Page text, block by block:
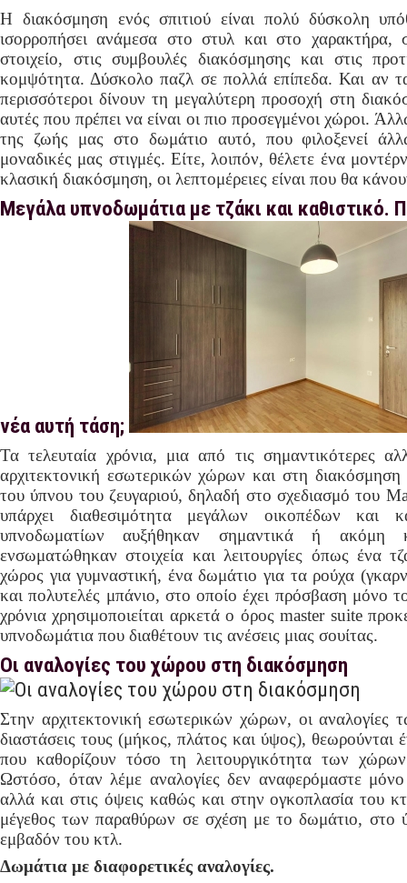
Η διακόσμηση ενός σπιτιού είναι πολύ δύσκολη
ισορροπήσει ανάμεσα στο στυλ και στο χαρακτήρα,
στοιχείο, στις συμβουλές διακόσμησης και στις
κομψότητα. Δύσκολο παζλ σε πολλά επίπεδα. Και αν
περισσότεροι δίνουν τη μεγαλύτερη προσοχή στη
αυτές που πρέπει να είναι οι πιο προσεγμένοι χώροι.
της ζωής μας στο δωμάτιο αυτό, που φιλοξενεί
μοναδικές μας στιγμές. Είτε, λοιπόν, θέλετε ένα
κλασική διακόσμηση, οι λεπτομέρειες είναι που θα
Μεγάλα υπνοδωμάτια με τζάκι και καθιστικό.
νέα αυτή τάση;
Τα τελευταία χρόνια, μια από τις σημαντικότερες
αρχιτεκτονική εσωτερικών χώρων και στη
του ύπνου του ζευγαριού, δηλαδή στο σχεδιασμό του
υπάρχει διαθεσιμότητα μεγάλων οικοπέδων και
υπνοδωματίων αυξήθηκαν σημαντικά ή ακόμη
ενσωματώθηκαν στοιχεία και λειτουργίες όπως ένα
χώρος για γυμναστική, ένα δωμάτιο για τα ρούχα
και πολυτελές μπάνιο, στο οποίο έχει πρόσβαση μόνο
χρόνια χρησιμοποιείται αρκετά ο όρος master suite
υπνοδωμάτια που διαθέτουν τις ανέσεις μιας σουίτας.
Οι αναλογίες του χώρου στη διακόσμηση
Στην αρχιτεκτονική εσωτερικών χώρων, οι αναλογίες
διαστάσεις τους (μήκος, πλάτος και ύψος), θεωρούνται
που καθορίζουν τόσο τη λειτουργικότητα των
Ωστόσο, όταν λέμε αναλογίες δεν αναφερόμαστε
αλλά και στις όψεις καθώς και στην ογκοπλασία του
μέγεθος των παραθύρων σε σχέση με το δωμάτιο,
εμβαδόν του κτλ.
Δωμάτια με διαφορετικές αναλογίες.